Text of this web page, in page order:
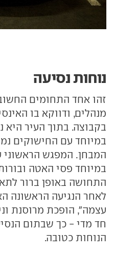
נוחות נסיעה
זהו אחד התחומים
מנהלים, ודווקא בו
בקבוצה. בתוך העיר היא
במיוחד עם החישוקים
המבחן. המפגש הראשוני
במיוחד פסי האטה
התחושה באופן ברור
לאחר הנגיעה הראשונה
עצמה", הופכת מרוסנת
חד מדי - כך שבתום
הנוחות כטובה.